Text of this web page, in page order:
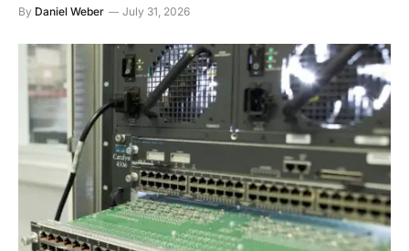
By Daniel Weber July 31, 2026